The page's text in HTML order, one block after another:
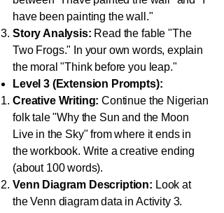
have been painting the wall."
Story Analysis: Read the fable "The
Two Frogs." In your own words, explain
the moral "Think before you leap."
Level 3 (Extension Prompts):
Creative Writing: Continue the Nigerian
folk tale "Why the Sun and the Moon
Live in the Sky" from where it ends in
the workbook. Write a creative ending
(about 100 words).
Venn Diagram Description: Look at
the Venn diagram data in Activity 3.